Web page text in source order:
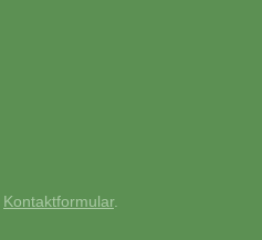
Kontaktformular.